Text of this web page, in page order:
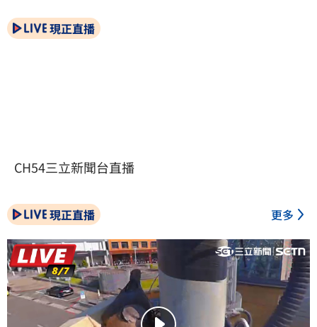
現正直播
CH54三立新聞台直播
現正直播 更多